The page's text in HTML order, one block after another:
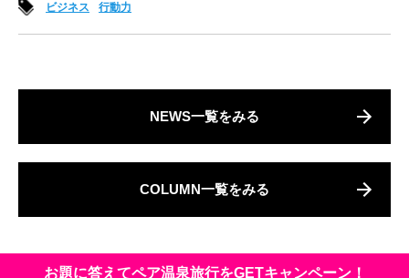
ビジネス
行動力
NEWS一覧をみる
COLUMN一覧をみる
お題に答えてペア温泉旅行をGETキャンペーン！